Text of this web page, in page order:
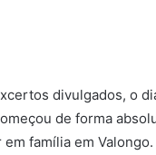
divulgados, o
de forma
família em